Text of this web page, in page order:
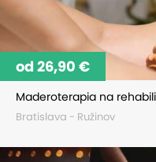
Maderoterapia na
Bratislava - Ružinov
od 26,90 €